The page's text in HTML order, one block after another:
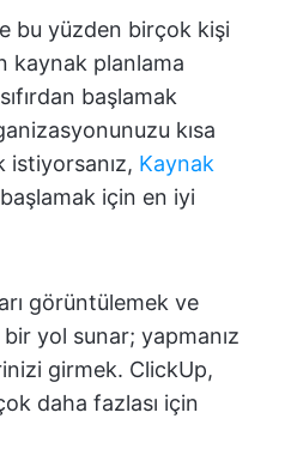
bu yüzden birçok kişi
kaynak planlama
başlamak
kısa
istiyorsanız, Kaynak
başlamak için en iyi
görüntülemek ve
yol sunar; yapmanız
girmek. ClickUp,
daha fazlası için